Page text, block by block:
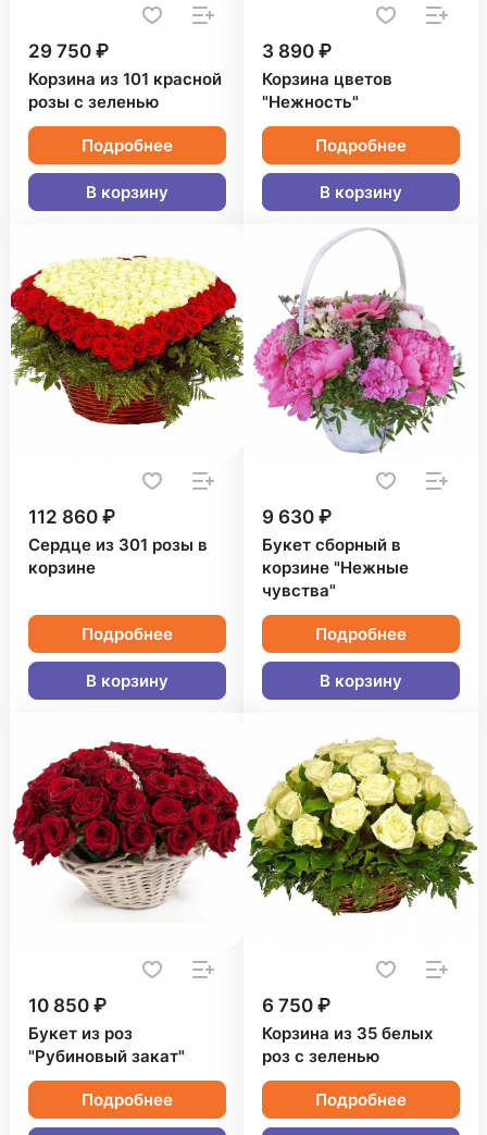
29 750 ₽
Корзина из 101 красной
розы с зеленью
Подробнее
В корзину
3 890 ₽
Корзина цветов
"Нежность"
Подробнее
В корзину
112 860 ₽
Сердце из 301 розы в
корзине
Подробнее
В корзину
9 630 ₽
Букет сборный в
корзине "Нежные
чувства"
Подробнее
В корзину
10 850 ₽
Букет из роз
"Рубиновый закат"
Подробнее
6 750 ₽
Корзина из 35 белых
роз с зеленью
Подробнее